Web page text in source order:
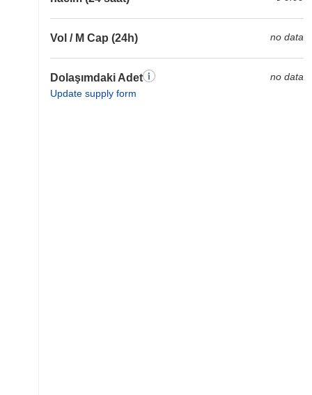
Vol / M Cap (24h) no data
Dolaşımdaki Adet
Update supply form
no data